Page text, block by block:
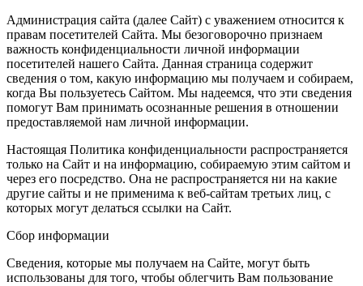
Администрация сайта (далее Сайт) с уважением относится к
правам посетителей Сайта. Мы безоговорочно признаем
важность конфиденциальности личной информации
посетителей нашего Сайта. Данная страница содержит
сведения о том, какую информацию мы получаем и собираем,
когда Вы пользуетесь Сайтом. Мы надеемся, что эти сведения
помогут Вам принимать осознанные решения в отношении
предоставляемой нам личной информации.
Настоящая Политика конфиденциальности распространяется
только на Сайт и на информацию, собираемую этим сайтом и
через его посредство. Она не распространяется ни на какие
другие сайты и не применима к веб-сайтам третьих лиц, с
которых могут делаться ссылки на Сайт.
Сбор информации
Сведения, которые мы получаем на Сайте, могут быть
использованы для того, чтобы облегчить Вам пользование